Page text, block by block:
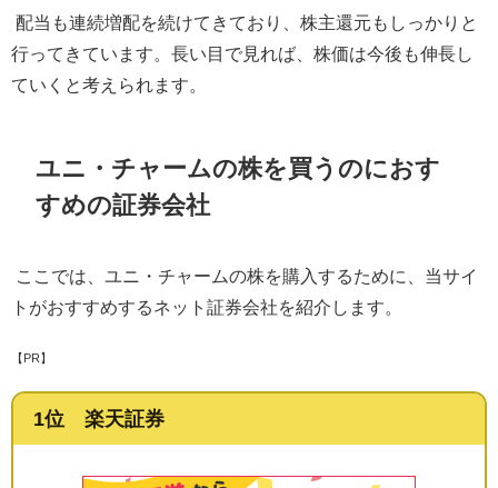
配当も連続増配を続けてきており、株主還元もしっかりと
行ってきています。長い目で見れば、株価は今後も伸長し
ていくと考えられます。
ユニ・チャームの株を買うのにおす
すめの証券会社
ここでは、ユニ・チャームの株を購入するために、当サイ
トがおすすめするネット証券会社を紹介します。
【PR】
1位 楽天証券